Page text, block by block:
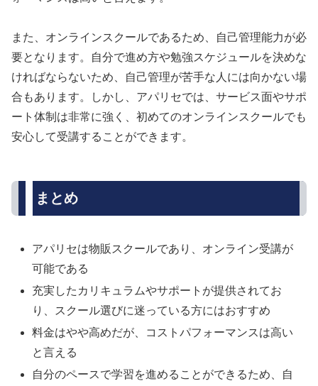
また、オンラインスクールであるため、自己管理能力が必
要となります。自分で進め方や勉強スケジュールを決めな
ければならないため、自己管理が苦手な人には向かない場
合もあります。しかし、アパリセでは、サービス面やサポ
ート体制は非常に強く、初めてのオンラインスクールでも
安心して受講することができます。
まとめ
アパリセは物販スクールであり、オンライン受講が
可能である
充実したカリキュラムやサポートが提供されてお
り、スクール選びに迷っている方にはおすすめ
料金はやや高めだが、コストパフォーマンスは高い
と言える
自分のペースで学習を進めることができるため、自